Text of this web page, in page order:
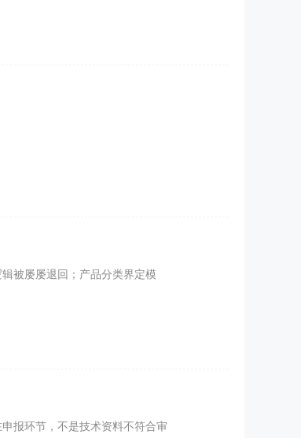
被屡屡退回；产品分类界定模
报环节，不是技术资料不符合审